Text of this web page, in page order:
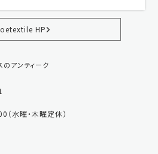
HP
アンティーク
水曜・木曜定休）